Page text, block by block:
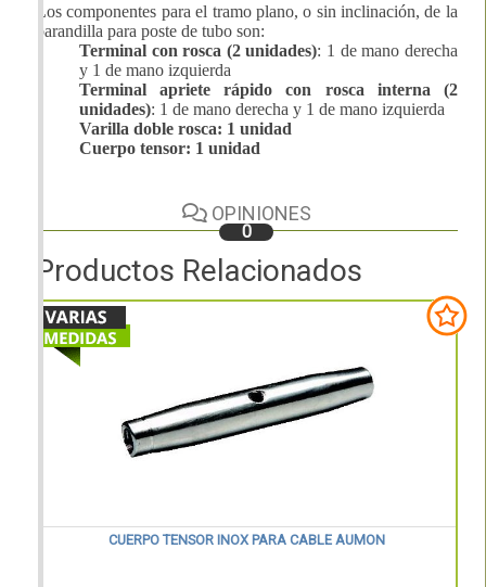
Los componentes para el tramo plano, o sin inclinación, de la
barandilla para poste de tubo son:
Terminal con rosca (2 unidades): 1 de mano derecha
y 1 de mano izquierda
Terminal apriete rápido con rosca interna (2
unidades): 1 de mano derecha y 1 de mano izquierda
Varilla doble rosca: 1 unidad
Cuerpo tensor: 1 unidad
OPINIONES
0
Productos Relacionados
CUERPO TENSOR INOX PARA CABLE AUMON